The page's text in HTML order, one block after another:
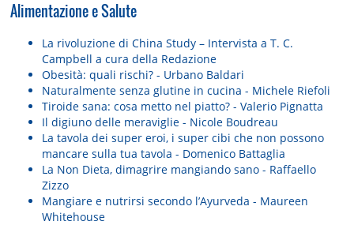
Alimentazione e Salute
La rivoluzione di China Study – Intervista a T. C.
Campbell a cura della Redazione
Obesità: quali rischi? - Urbano Baldari
Naturalmente senza glutine in cucina - Michele Riefoli
Tiroide sana: cosa metto nel piatto? - Valerio Pignatta
Il digiuno delle meraviglie - Nicole Boudreau
La tavola dei super eroi, i super cibi che non possono
mancare sulla tua tavola - Domenico Battaglia
La Non Dieta, dimagrire mangiando sano - Raffaello
Zizzo
Mangiare e nutrirsi secondo l’Ayurveda - Maureen
Whitehouse